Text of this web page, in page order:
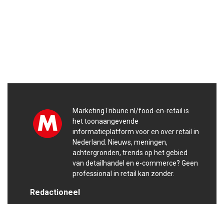
MarketingTribune.nl/food-en-retail is
het toonaangevende
informatieplatform voor en over retail in
Nederland. Nieuws, meningen,
achtergronden, trends op het gebied
van detailhandel en e-commerce? Geen
professional in retail kan zonder.
Redactioneel